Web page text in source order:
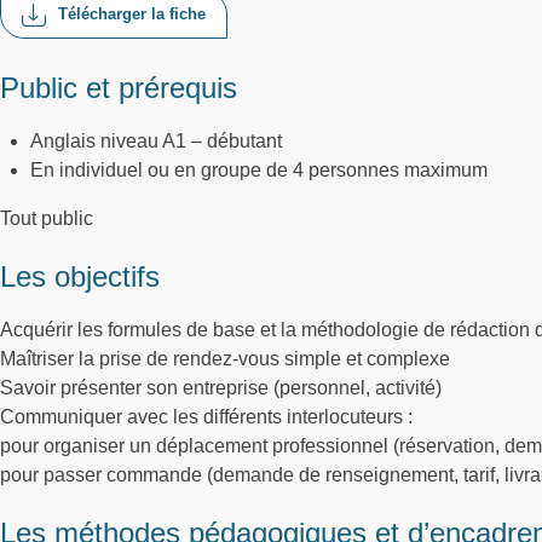
Télécharger la fiche
Public et prérequis
Anglais niveau A1 – débutant
En individuel ou en groupe de 4 personnes maximum
Tout public
Les objectifs
Acquérir les formules de base et la méthodologie de rédaction
Maîtriser la prise de rendez-vous simple et complexe
Savoir présenter son entreprise (personnel, activité)
Communiquer avec les différents interlocuteurs :
pour organiser un déplacement professionnel (réservation,
pour passer commande (demande de renseignement, tarif,
Les méthodes pédagogiques et